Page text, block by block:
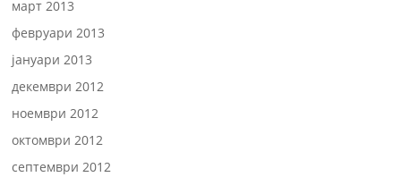
март 2013
февруари 2013
јануари 2013
декември 2012
ноември 2012
октомври 2012
септември 2012